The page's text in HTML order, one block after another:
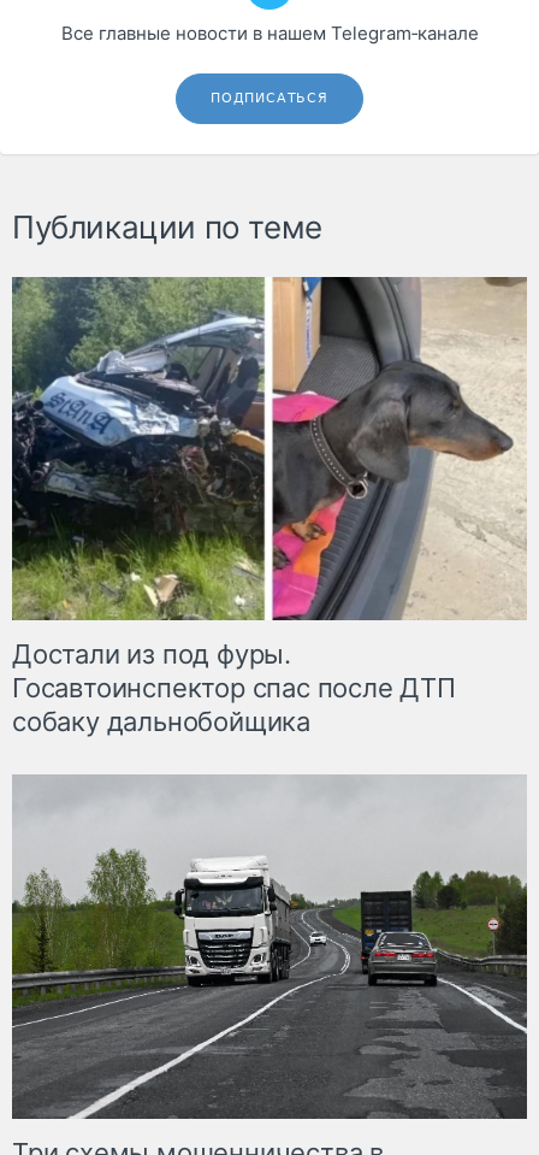
Все главные новости в нашем Telegram‑канале
ПОДПИСАТЬСЯ
Публикации по теме
Достали из под фуры.
Госавтоинспектор спас после ДТП
собаку дальнобойщика